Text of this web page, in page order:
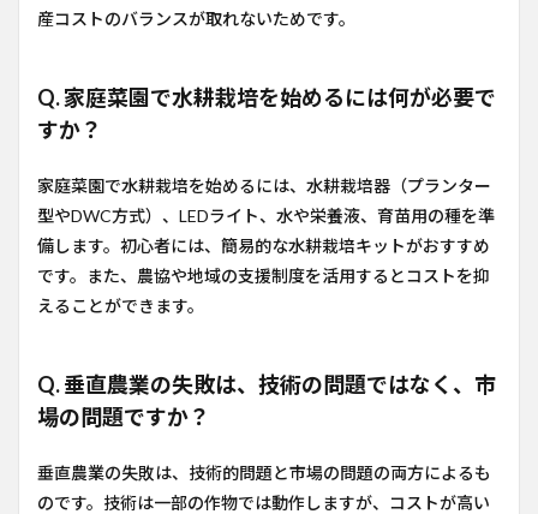
産コストのバランスが取れないためです。
Q. 家庭菜園で水耕栽培を始めるには何が必要で
すか？
家庭菜園で水耕栽培を始めるには、水耕栽培器（プランター
型やDWC方式）、LEDライト、水や栄養液、育苗用の種を準
備します。初心者には、簡易的な水耕栽培キットがおすすめ
です。また、農協や地域の支援制度を活用するとコストを抑
えることができます。
Q. 垂直農業の失敗は、技術の問題ではなく、市
場の問題ですか？
垂直農業の失敗は、技術的問題と市場の問題の両方によるも
のです。技術は一部の作物では動作しますが、コストが高い